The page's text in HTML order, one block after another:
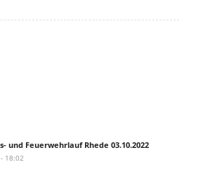
und Feuerwehrlauf Rhede 03.10.2022
18:02